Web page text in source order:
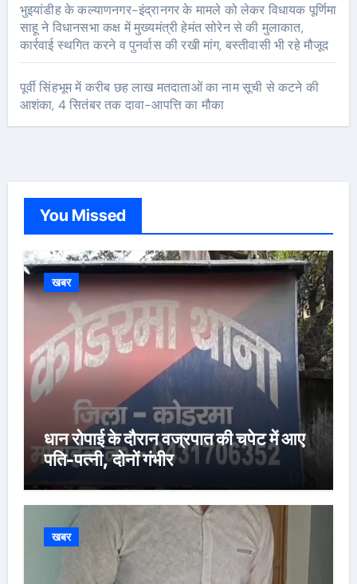
भुइयांडीह के कल्याणनगर-इंद्रानगर के मामले को लेकर विधायक पूर्णिमा
साहू ने विधानसभा कक्ष में मुख्यमंत्री हेमंत सोरेन से की मुलाकात,
कार्रवाई स्थगित करने व पुनर्वास की रखी मांग, बस्तीवासी भी रहे मौजूद
पूर्वी सिंहभूम में करीब छह लाख मतदाताओं का नाम सूची से कटने की
आशंका, 4 सितंबर तक दावा-आपत्ति का मौका
You Missed
खबर
धान रोपाई के दौरान वज्रपात की चपेट में आए
पति-पत्नी, दोनों गंभीर
खबर